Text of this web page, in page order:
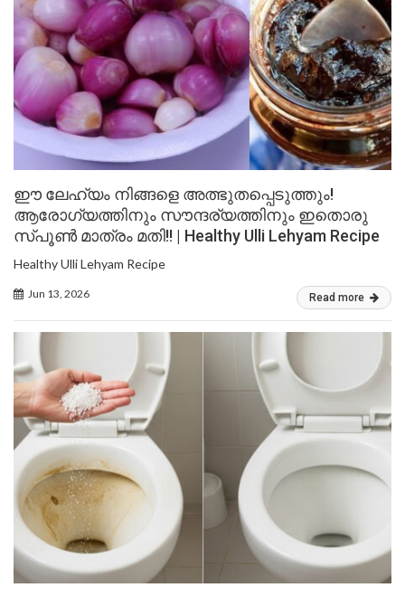
ഈ ലേഹ്യം നിങ്ങളെ അത്ഭുതപ്പെടുത്തും!
ആരോഗ്യത്തിനും സൗന്ദര്യത്തിനും ഇതൊരു
സ്പൂൺ മാത്രം മതി!! | Healthy Ulli Lehyam Recipe
Healthy Ulli Lehyam Recipe
Jun 13, 2026 Read more